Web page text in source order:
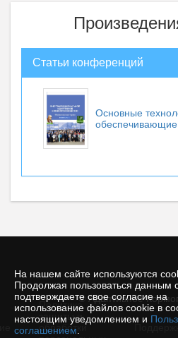
На нашем сайте используются
Продолжая пользоваться данным
подтверждаете свое согласие на
использование файлов cookie в
настоящим уведомлением и
соглашением
Статьи конференций
Основные
© Адаптивное
Политика
защиты и
обработки